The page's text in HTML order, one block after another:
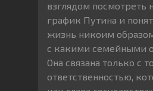
взглядом посмотреть
график Путина и
жизнь никоим
с какими семейными
Она связана только с
ответственностью,